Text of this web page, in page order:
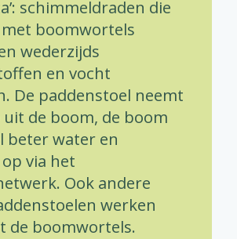
schimmeldraden die
boomwortels
wederzijds
en vocht
De paddenstoel neemt
de boom, de boom
beter water en
via het
Ook andere
werken
de boomwortels.